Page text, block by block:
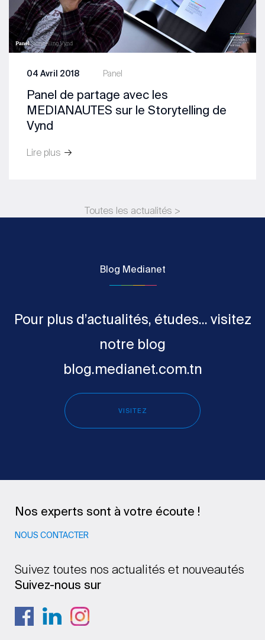
Panel
04 Avril 2018
Panel de partage avec les
MEDIANAUTES sur le Storytelling de
Vynd
Lire plus
Toutes les actualités >
Blog Medianet
Pour plus d’actualités, études... visitez
notre blog
blog.medianet.com.tn
VISITEZ
Nos experts sont à votre écoute !
NOUS CONTACTER
Suivez toutes nos actualités et nouveautés
Suivez-nous sur